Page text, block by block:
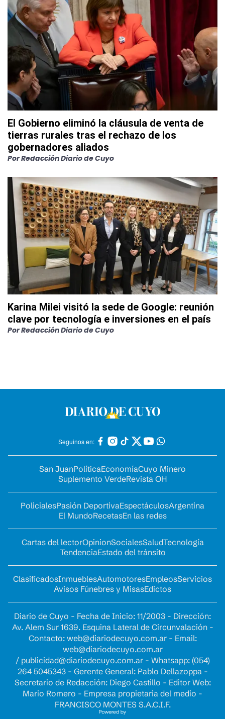
El Gobierno eliminó la cláusula de venta de
tierras rurales tras el rechazo de los
gobernadores aliados
PorRedacción Diario de Cuyo
Karina Milei visitó la sede de Google: reunión
clave por tecnología e inversiones en el país
PorRedacción Diario de Cuyo
Seguinos en:
San JuanPolíticaEconomíaCuyo Minero
Suplemento VerdeRevista OH
PolicialesPasión DeportivaEspectáculosArgentina
El MundoRecetasEn las redes
Cartas del lectorOpinionSocialesSaludTecnología
TendenciaEstado del tránsito
ClasificadosInmueblesAutomotoresEmpleosServicios
Avisos Fúnebres y MisasEdictos
Diario de Cuyo - Fecha de Inicio: 11/2003 - Dirección:
Av. Alem Sur 1639. Esquina Lateral de Circunvalación -
Contacto: web@diariodecuyo.com.ar- Email:
web@diariodecuyo.com.ar
/ publicidad@diariodecuyo.com.ar- Whatsapp: (054)
264 5045343 - Gerente General: Pablo Dellazoppa -
Secretario de Redacción: Diego Castillo - Editor Web:
Mario Romero - Empresa propietaria del medio -
FRANCISCO MONTES S.A.C.I.F.